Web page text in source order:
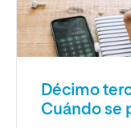
Décimo
Cuándo se